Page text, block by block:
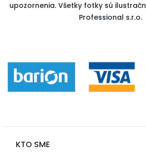
upozornenia. Všetky fotky sú
Professional s.r.o.
KTO SME